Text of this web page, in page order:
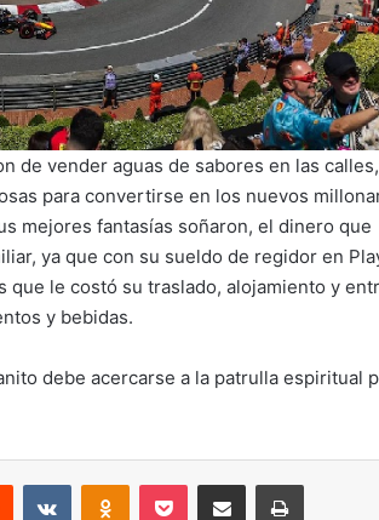
de vender aguas de sabores en las calles,
para convertirse en los nuevos
mejores fantasías soñaron, el dinero que
ya que con su sueldo de regidor en
le costó su traslado, alojamiento y
y bebidas.
debe acercarse a la patrulla espiritual
Reddit VKontakteOdnoklassniki
Pocket Compartir por correo electrónicoImprimir